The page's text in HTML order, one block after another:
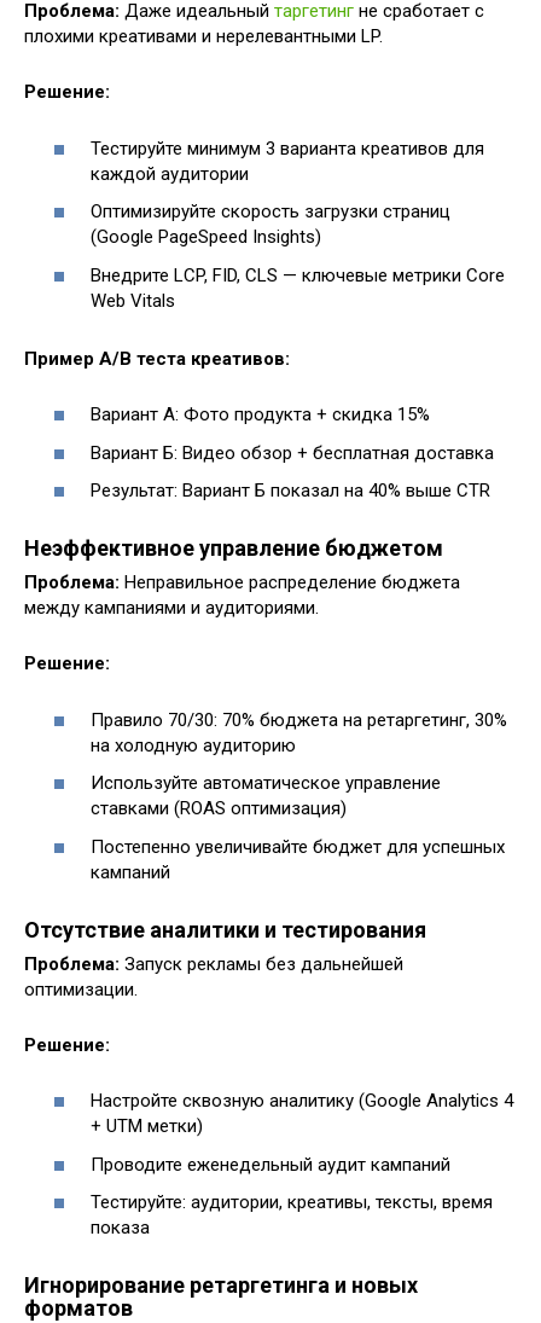
Проблема: Даже идеальный таргетинг не сработает с
плохими креативами и нерелевантными LP.
Решение:
Тестируйте минимум 3 варианта креативов для
каждой аудитории
Оптимизируйте скорость загрузки страниц
(Google PageSpeed Insights)
Внедрите LCP, FID, CLS — ключевые метрики Core
Web Vitals
Пример A/B теста креативов:
Вариант А: Фото продукта + скидка 15%
Вариант Б: Видео обзор + бесплатная доставка
Результат: Вариант Б показал на 40% выше CTR
Неэффективное управление бюджетом
Проблема: Неправильное распределение бюджета
между кампаниями и аудиториями.
Решение:
Правило 70/30: 70% бюджета на ретаргетинг, 30%
на холодную аудиторию
Используйте автоматическое управление
ставками (ROAS оптимизация)
Постепенно увеличивайте бюджет для успешных
кампаний
Отсутствие аналитики и тестирования
Проблема: Запуск рекламы без дальнейшей
оптимизации.
Решение:
Настройте сквозную аналитику (Google Analytics 4
+ UTM метки)
Проводите еженедельный аудит кампаний
Тестируйте: аудитории, креативы, тексты, время
показа
Игнорирование ретаргетинга и новых
форматов